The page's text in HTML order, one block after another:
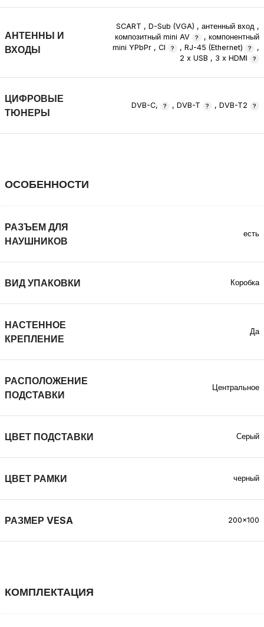
АНТЕННЫ И
ВХОДЫ
SCART , D-Sub (VGA) , антенный вход ,
композитный mini AV
, компонентный
mini YPbPr ,CI ,RJ-45 (Ethernet)
,
2 x USB , 3 x HDMI
ЦИФРОВЫЕ
ТЮНЕРЫ
DVB-C, ,DVB-T ,DVB-T2
ОСОБЕННОСТИ
РАЗЪЕМ ДЛЯ
НАУШНИКОВ
есть
ВИД УПАКОВКИ Коробка
НАСТЕННОЕ
КРЕПЛЕНИЕ
Да
РАСПОЛОЖЕНИЕ
ПОДСТАВКИ
Центральное
ЦВЕТ ПОДСТАВКИ Серый
ЦВЕТ РАМКИ черный
РАЗМЕР VESA 200×100
КОМПЛЕКТАЦИЯ